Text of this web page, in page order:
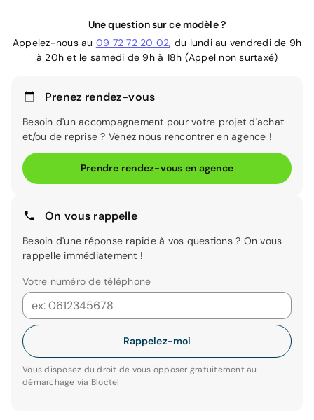
Une question sur ce modèle ?
Appelez-nous au 09 72 72 20 02, du lundi au vendredi de 9h
à 20h et le samedi de 9h à 18h (Appel non surtaxé)
Prenez rendez-vous
Besoin d'un accompagnement pour votre projet d'achat
et/ou de reprise ? Venez nous rencontrer en agence !
Prendre rendez-vous en agence
On vous rappelle
Besoin d'une réponse rapide à vos questions ? On vous
rappelle immédiatement !
Votre numéro de téléphone
Rappelez-moi
Vous disposez du droit de vous opposer gratuitement au
démarchage via Bloctel